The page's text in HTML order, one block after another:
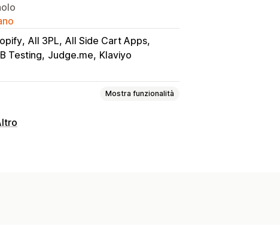
All 3PL All Side Cart Apps
Testing Judge.me Klaviyo
Mostra funzionalità